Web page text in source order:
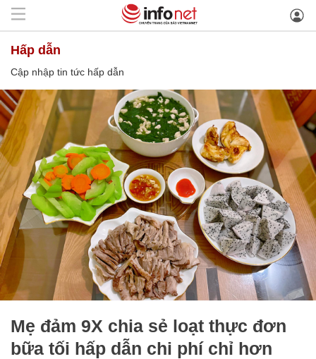
hấp dẫn
Cập nhập tin tức hấp dẫn
Mẹ đảm 9X chia sẻ loạt thực đơn
bữa tối hấp dẫn chi phí chỉ hơn